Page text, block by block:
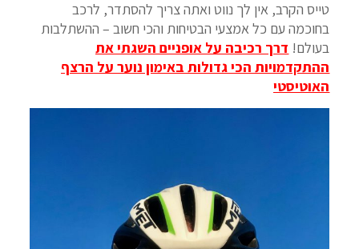
טייס הקרב, אין לך נווט ואתה צריך להסתדר, לרכב
בחוכמה עם כל אמצעי הבטיחות והכי חשוב – ההשתלבות
בעולם! דרך רכיבה על אופניים השגתי את
ההתקדמויות הכי גדולות באימון נוער על הרצף
האוטיסטי